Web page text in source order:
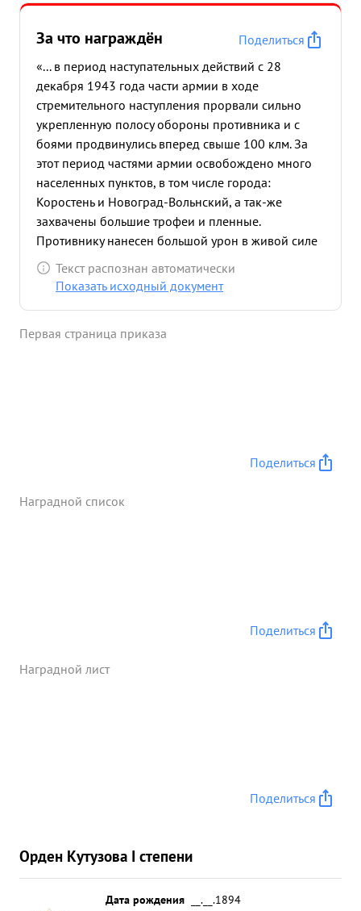
За что награждён
Поделиться
«... в период наступательных действий с 28
декабря 1943 года части армии в ходе
стремительного наступления прорвали сильно
укрепленную полосу обороны противника и с
боями продвинулись вперед свыше 100 клм. За
этот период частями армии освобождено много
населенных пунктов, в том числе города:
Коростень и Новоград-Вольнский, а так-же
захвачены большие трофеи и пленные.
Противнику нанесен большой урон в живой силе
и технике с наименьшими для армии потерями.
Этому успешному наступлению частей армии
бесперебойная хорошо организованная связь
Текст распознан автоматически
Показать исходный документ
Первая страница приказа
Поделиться
Наградной список
Поделиться
Наградной лист
Поделиться
Орден Кутузова I степени
Дата рождения
__.__.1894